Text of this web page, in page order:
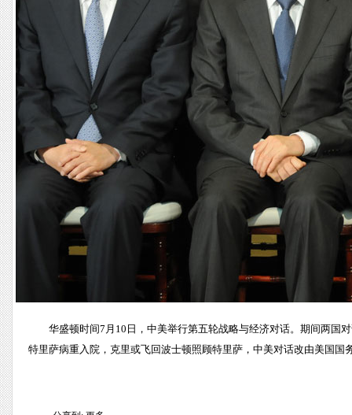
华盛顿时间7月10日，中美举行第五轮战略与经济对话。期间两国
特里萨病重入院，克里或飞回波士顿照顾特里萨，中美对话改由美国